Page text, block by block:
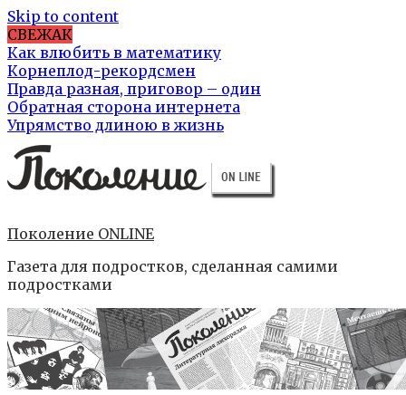
Skip to content
СВЕЖАК
Как влюбить в математику
Корнеплод-рекордсмен
Правда разная, приговор – один
Обратная сторона интернета
Упрямство длиною в жизнь
Поколение ONLINE
Газета для подростков, сделанная самими
подростками